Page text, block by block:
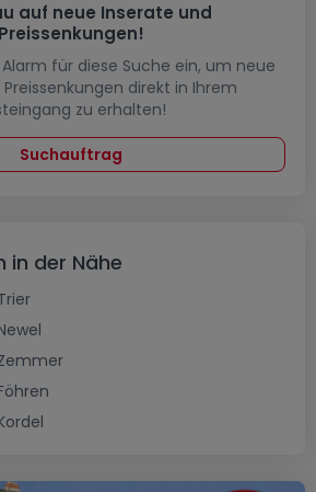
auf neue Inserate und
Preissenkungen!
für diese Suche ein, um neue
direkt in Ihrem
zu erhalten!
Suchauftrag
in der Nähe